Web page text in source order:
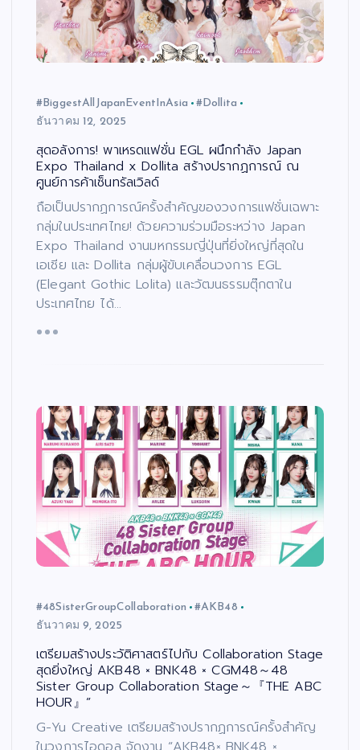
#BiggestAllJapanEventInAsia
#Dollita
ธันวาคม 12, 2025
สุดอลังการ! พาเหรดแฟชั่น EGL ผนึกกำลัง Japan
Expo Thailand x Dollita สร้างปรากฏการณ์ ณ
ศูนย์การค้าเซ็นทรัลเวิลด์
ถือเป็นปรากฏการณ์ครั้งสำคัญของวงการแฟชั่นเฉพาะ
กลุ่มในประเทศไทย! ด้วยความร่วมมือระหว่าง Japan
Expo Thailand งานมหกรรมญี่ปุ่นที่ยิ่งใหญ่ที่สุดใน
เอเชีย และ Dollita กลุ่มผู้ขับเคลื่อนวงการ EGL
(Elegant Gothic Lolita) และวัฒนธรรมตุ๊กตาใน
ประเทศไทย ได้…
#48SisterGroupCollaboration
#AKB48
ธันวาคม 9, 2025
เตรียมสร้างประวัติศาสตร์ไปกับ Collaboration Stage
สุดยิ่งใหญ่ AKB48 × BNK48 × CGM48～48
Sister Group Collaboration Stage～『THE ABC
HOUR』”
G-Yu Creative เตรียมสร้างปรากฏการณ์ครั้งสำคัญ